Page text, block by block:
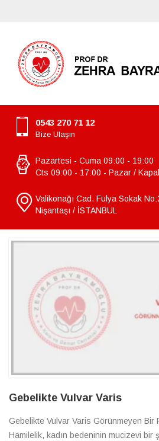
0543 270 71 12
Bize Ulaşın
Pazartesi - Cuma 09:00 - 19:00
Cts 09:00 - 17:00 - Pazar /
Valikonağı Cad. Fulya Sokak
Nişantaşı / İSTANBUL
Gebelikte Vulvar Varis
Gebelikte Vulvar Varis Görünmeyen Bir
Hamilelik, kadın bedeninin mucizevi bir